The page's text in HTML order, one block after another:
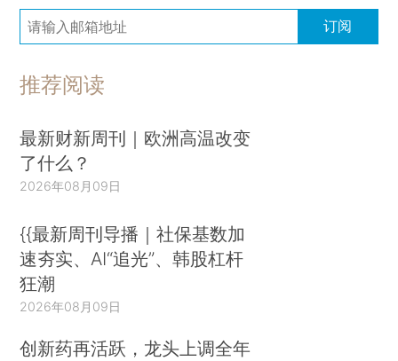
订阅
推荐阅读
最新财新周刊｜欧洲高温改变
了什么？
2026年08月09日
{{最新周刊导播｜社保基数加
速夯实、AI“追光”、韩股杠杆
狂潮
2026年08月09日
创新药再活跃，龙头上调全年